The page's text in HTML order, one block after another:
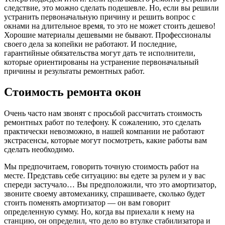
следствие, это можно сделать подешевле. Но, если вы решили
устранить первоначальную причину и решить вопрос с
окнами на длительное время, то это не может стоить дешево!
Хорошие материалы дешевыми не бывают. Профессионалы
своего дела за копейки не работают. И последние,
гарантийные обязательства могут дать те исполнители,
которые ориентированы на устранение первоначальный
причины и результаты ремонтных работ.
Стоимость ремонта окон
Очень часто нам звонят с просьбой рассчитать стоимость
ремонтных работ по телефону. К сожалению, это сделать
практически невозможно, в нашей компании не работают
экстрасенсы, которые могут посмотреть, какие работы вам
сделать необходимо.
Мы предпочитаем, говорить точную стоимость работ на
месте. Представь себе ситуацию: вы едете за рулем и у вас
спереди застучало… Вы предположили, что это амортизатор,
звоните своему автомеханику, спрашиваете, сколько будет
стоить поменять амортизатор — он вам говорит
определенную сумму. Но, когда вы приехали к нему на
станцию, он определил, что дело во втулке стабилизатора и